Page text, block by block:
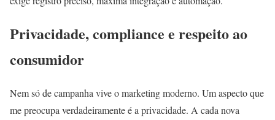
Privacidade, compliance e respeito ao
consumidor
Nem só de campanha vive o marketing moderno. Um aspecto que
me preocupa verdadeiramente é a privacidade. A cada nova